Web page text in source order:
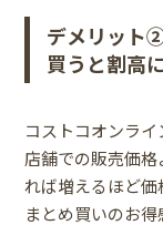
デメリット
買うと割高
コストコオンラ
店舗での販売価
れば増えるほど価
まとめ買いのお得